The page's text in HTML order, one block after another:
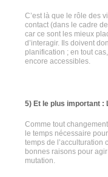
C’est là que le rôle des
contact (dans le cadre
car ce sont les mieux
d’interagir. Ils doivent
planification ; en tout
encore accessibles.
5) Et le plus important :
Comme tout
le temps nécessaire
temps de l’acculturation
bonnes raisons pour
mutation.